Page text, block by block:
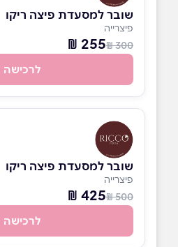
שובר למסעדת פיצה ריקו
פיצרייה
300 ₪
255 ₪
לרכישה
שובר למסעדת פיצה ריקו
פיצרייה
500 ₪
425 ₪
לרכישה